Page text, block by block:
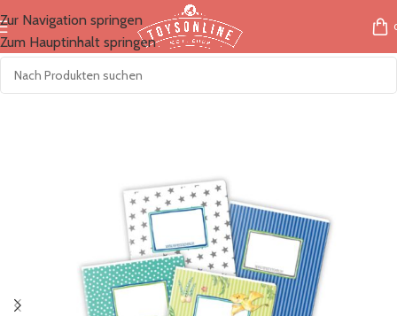
Zur Navigation springen
Zum Hauptinhalt springen
Start/Marken/Papierdrachen